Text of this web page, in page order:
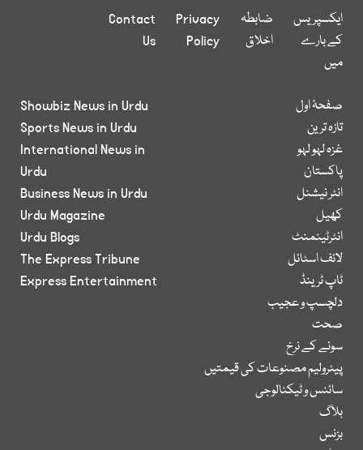
ایکسپریس
کے بارے
میں
ضابطہ
اخلاق
Privacy
Policy
Contact
Us
صفحۂ اول
تازہ ترین
غزہ لہو لہو
پاکستان
انٹر نیشنل
کھیل
انٹرٹینمنٹ
لائف اسٹائل
ٹاپ ٹرینڈ
دلچسپ و عجیب
صحت
سونے کے نرخ
پیٹرولیم مصنوعات کی قیمتیں
سائنس و ٹیکنالوجی
بلاگ
بزنس
Showbiz News in Urdu
Sports News in Urdu
International News in
Urdu
Business News in Urdu
Urdu Magazine
Urdu Blogs
The Express Tribune
Express Entertainment